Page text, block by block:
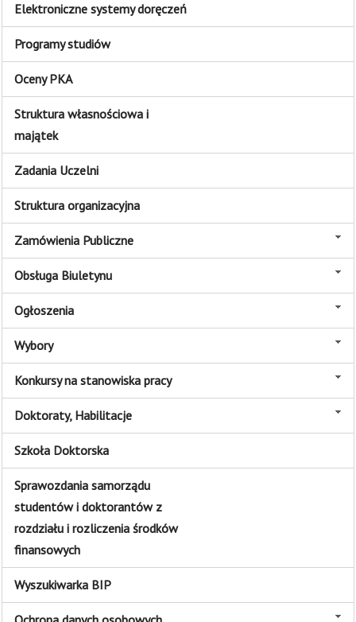
Elektroniczne systemy doręczeń
Programy studiów
Oceny PKA
Struktura własnościowa i
majątek
Zadania Uczelni
Struktura organizacyjna
Zamówienia Publiczne
Obsługa Biuletynu
Ogłoszenia
Wybory
Konkursy na stanowiska pracy
Doktoraty, Habilitacje
Szkoła Doktorska
Sprawozdania samorządu
studentów i doktorantów z
rozdziału i rozliczenia środków
finansowych
Wyszukiwarka BIP